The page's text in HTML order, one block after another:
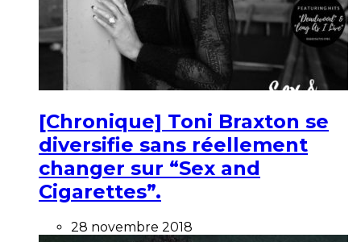
[Chronique] Toni Braxton se
diversifie sans réellement
changer sur “Sex and
Cigarettes”.
28 novembre 2018